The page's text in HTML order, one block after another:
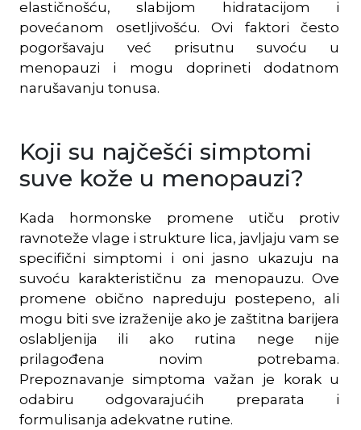
elastičnošću, slabijom hidratacijom i
povećanom osetljivošću. Ovi faktori često
pogoršavaju već prisutnu suvoću u
menopauzi i mogu doprineti dodatnom
narušavanju tonusa.
Koji su najčešći simptomi
suve kože u menopauzi?
Kada hormonske promene utiču protiv
ravnoteže vlage i strukture lica, javljaju vam se
specifični simptomi i oni jasno ukazuju na
suvoću karakterističnu za menopauzu. Ove
promene obično napreduju postepeno, ali
mogu biti sve izraženije ako je zaštitna barijera
oslabljenija ili ako rutina nege nije
prilagođena novim potrebama.
Prepoznavanje simptoma važan je korak u
odabiru odgovarajućih preparata i
formulisanja adekvatne rutine.